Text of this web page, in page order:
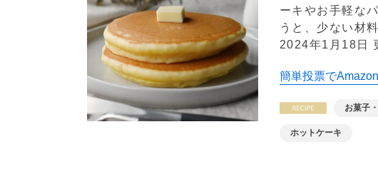
ーキやお手軽な
うと、少ない材
2024年1月18日
簡単投票で
お菓子
ホットケーキ